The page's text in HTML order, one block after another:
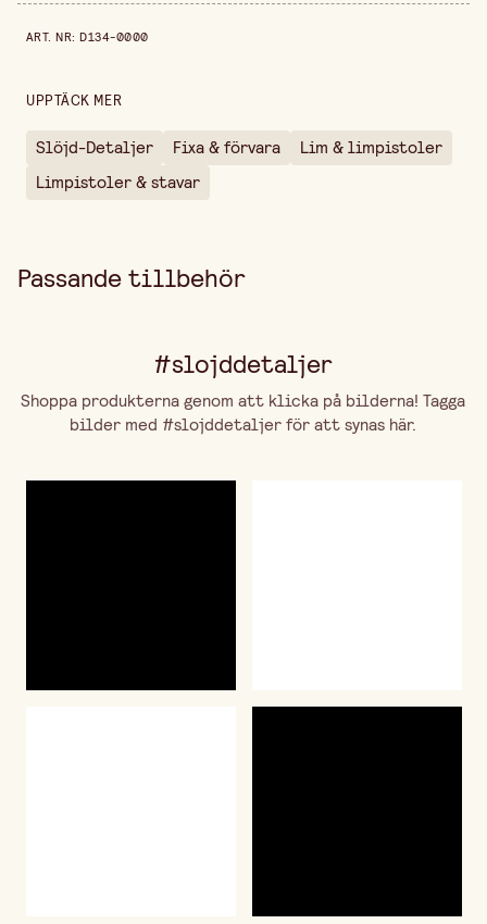
ART. NR:D134-0000
UPPTÄCK MER
Slöjd-Detaljer Fixa & förvara
Lim & limpistoler
Limpistoler & stavar
Passande tillbehör
#slojddetaljer
Shoppa produkterna genom att klicka på bilderna! Tagga
bilder med #slojddetaljer för att synas här.